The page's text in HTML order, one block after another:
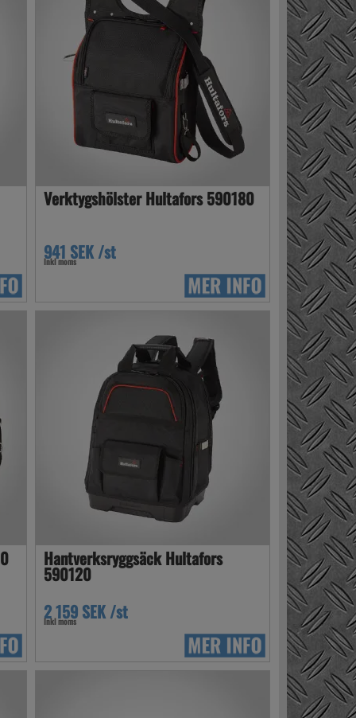
Verktygshölster Hultafors 590180
941 SEK /st
Inkl moms
Hantverksryggsäck Hultafors
590120
2 159 SEK /st
Inkl moms